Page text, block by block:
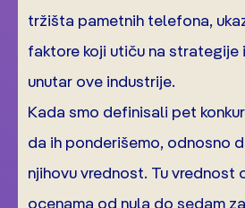
tržišta pametnih telefona,
faktore koji utiču na strategije
unutar ove industrije.
Kada smo definisali pet
da ih ponderišemo, odnosno
njihovu vrednost. Tu vrednost
ocenama od nula do sedam